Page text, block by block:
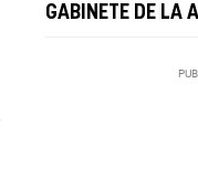
GABINETE DE LA